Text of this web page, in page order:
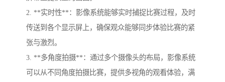
2. **实时性**：影像系统能够实时捕捉比赛过程，及时
传送到各个显示屏上，确保观众能够同步体验比赛的紧
张与激烈。
3. **多角度拍摄**：通过多个摄像头的布局，影像系统
可以从不同角度拍摄比赛，提供多视角的观看体验，满